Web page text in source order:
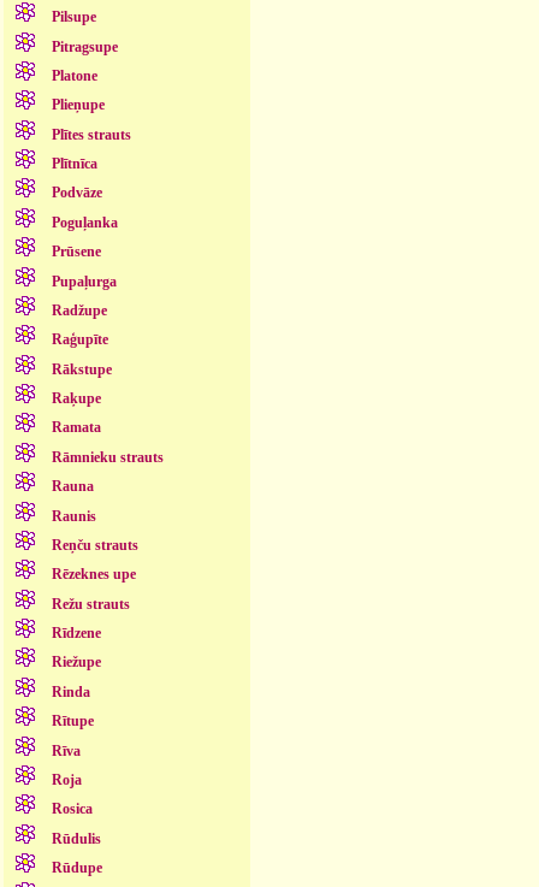
Pilsupe
Pitragsupe
Platone
Plieņupe
Plītes strauts
Plītnīca
Podvāze
Poguļanka
Prūsene
Pupaļurga
Radžupe
Raģupīte
Rākstupe
Raķupe
Ramata
Rāmnieku strauts
Rauna
Raunis
Reņču strauts
Rēzeknes upe
Režu strauts
Rīdzene
Riežupe
Rinda
Rītupe
Rīva
Roja
Rosica
Rūdulis
Rūdupe